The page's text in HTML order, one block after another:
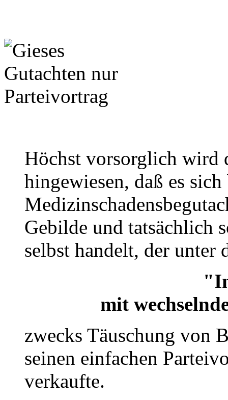
Höchst vorsorglich wird
hingewiesen, daß es
Gebilde und tatsächlich
selbst handelt, der unter
mit
zwecks Täuschung von
seinen einfachen
verkaufte.